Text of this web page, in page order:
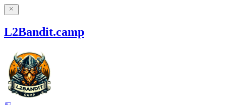
L2Bandit.camp